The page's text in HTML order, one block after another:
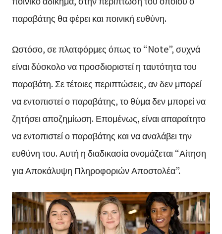
παραβάτης θα φέρει και ποινική ευθύνη.
Ωστόσο, σε πλατφόρμες όπως το “Note”, συχνά
είναι δύσκολο να προσδιοριστεί η ταυτότητα του
παραβάτη. Σε τέτοιες περιπτώσεις, αν δεν μπορεί
να εντοπιστεί ο παραβάτης, το θύμα δεν μπορεί να
ζητήσει αποζημίωση. Επομένως, είναι απαραίτητο
να εντοπιστεί ο παραβάτης και να αναλάβει την
ευθύνη του. Αυτή η διαδικασία ονομάζεται “Αίτηση
για Αποκάλυψη Πληροφοριών Αποστολέα”.